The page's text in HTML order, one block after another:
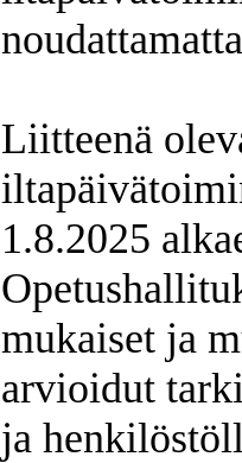
Liitteenä
1.8.2025
mukaiset ja
arvioidut
ja